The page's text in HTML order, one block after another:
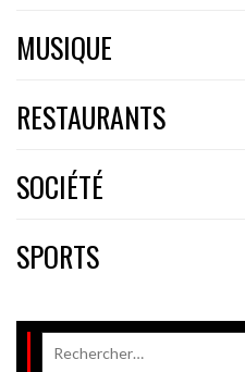
MUSIQUE
RESTAURANTS
SOCIÉTÉ
SPORTS